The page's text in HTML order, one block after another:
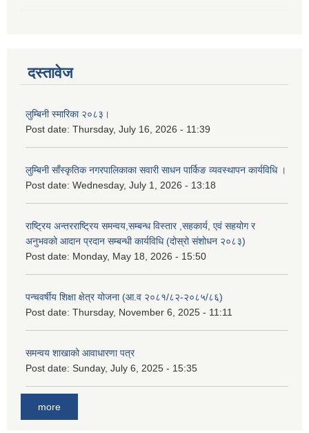
दस्तावेज
लुम्बिनी स्मारिका २०८३।
Post date: Thursday, July 16, 2026 - 11:39
लुम्बिनी साँस्कृतिक नगरपालिकाका सवारी साधन पार्किङ व्यवस्थापन कार्यविधि ।
Post date: Wednesday, July 1, 2026 - 13:18
राष्ट्रिय अन्तरराष्ट्रिय समन्वय,सम्बन्ध विस्तार ,सहकार्य, एवं सहयोग र
अनुभवको आदान प्रदान सम्बन्धी कार्यविधि (दोस्रो संशोधन २०८३)
Post date: Monday, May 18, 2026 - 15:50
पन्चवर्षीय शिक्षा क्षेत्र योजना (आ.व २०८१/८२-२०८५/८६)
Post date: Thursday, November 6, 2025 - 11:11
समन्वय शाखाको आवाधारणा पत्र
Post date: Sunday, July 6, 2025 - 15:35
more